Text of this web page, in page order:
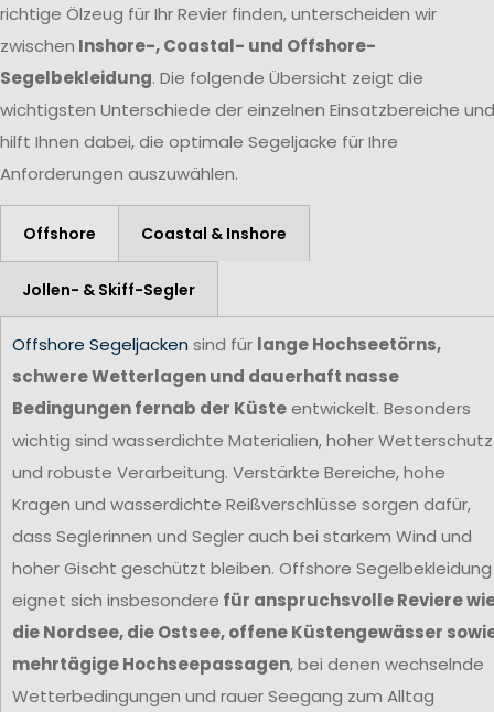
richtige Ölzeug für Ihr Revier finden, unterscheiden wir
zwischen Inshore-, Coastal- und Offshore-
Segelbekleidung. Die folgende Übersicht zeigt die
wichtigsten Unterschiede der einzelnen Einsatzbereiche und
hilft Ihnen dabei, die optimale Segeljacke für Ihre
Anforderungen auszuwählen.
Offshore Coastal & Inshore
Jollen- & Skiff-Segler
Offshore Segeljacken sind für lange Hochseetörns,
schwere Wetterlagen und dauerhaft nasse
Bedingungen fernab der Küsteentwickelt. Besonders
wichtig sind wasserdichte Materialien, hoher Wetterschutz
und robuste Verarbeitung. Verstärkte Bereiche, hohe
Kragen und wasserdichte Reißverschlüsse sorgen dafür,
dass Seglerinnen und Segler auch bei starkem Wind und
hoher Gischt geschützt bleiben. Offshore Segelbekleidung
eignet sich insbesondere für anspruchsvolle Reviere
die Nordsee, die Ostsee, offene Küstengewässer
mehrtägige Hochseepassagen, bei denen wechselnde
Wetterbedingungen und rauer Seegang zum Alltag